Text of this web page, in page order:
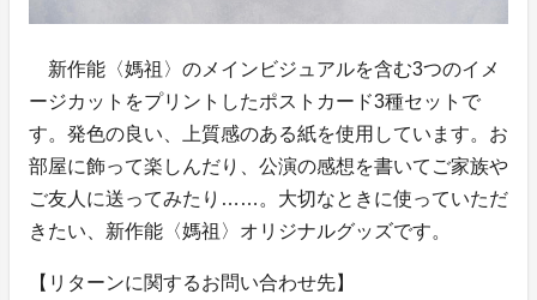
新作能〈媽祖〉のメインビジュアルを含む3つのイメ
ージカットをプリントしたポストカード3種セットで
す。発色の良い、上質感のある紙を使用しています。お
部屋に飾って楽しんだり、公演の感想を書いてご家族や
ご友人に送ってみたり……。大切なときに使っていただ
きたい、新作能〈媽祖〉オリジナルグッズです。
【リターンに関するお問い合わせ先】